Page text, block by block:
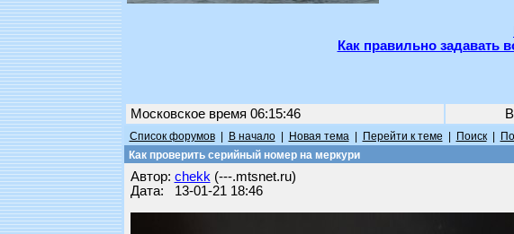
Как правильно задавать
Московское время 06:15:46
Список форумов| В начало| Новая тема| Перейти к теме Поиск|
Как проверить серийный номер на меркури
Автор: chekk (---.mtsnet.ru)
Дата: 13-01-21 18:46